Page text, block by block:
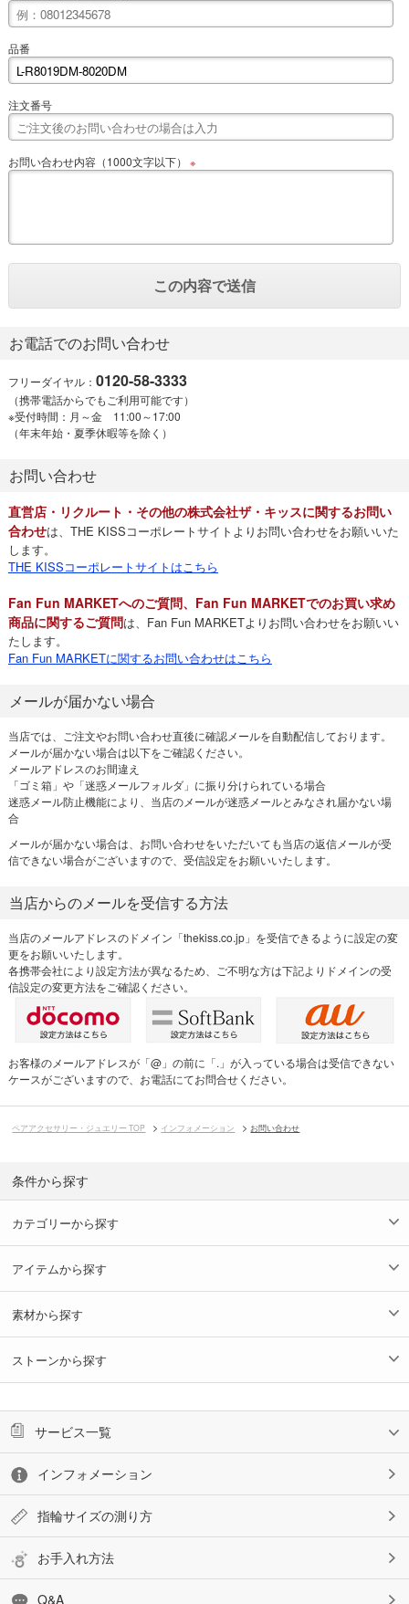
品番
注文番号
お問い合わせ内容（1000文字以下） ※
お電話でのお問い合わせ
フリーダイヤル： 0120-58-3333
（携帯電話からでもご利用可能です）
※受付時間：月～金 11:00～17:00
（年末年始・夏季休暇等を除く）
お問い合わせ
直営店・リクルート・その他の株式会社ザ・キッスに関するお問い
合わせは、THE KISSコーポレートサイトよりお問い合わせをお願いいた
します。
THE KISSコーポレートサイトはこちら
Fan Fun MARKETへのご質問、Fan Fun MARKETでのお買い求め
商品に関するご質問は、Fan Fun MARKETよりお問い合わせをお願いい
たします。
Fan Fun MARKETに関するお問い合わせはこちら
メールが届かない場合
当店では、ご注文やお問い合わせ直後に確認メールを自動配信しております。
メールが届かない場合は以下をご確認ください。
メールアドレスのお間違え
「ゴミ箱」や「迷惑メールフォルダ」に振り分けられている場合
迷惑メール防止機能により、当店のメールが迷惑メールとみなされ届かない場
合
メールが届かない場合は、お問い合わせをいただいても当店の返信メールが受
信できない場合がございますので、受信設定をお願いいたします。
当店からのメールを受信する方法
当店のメールアドレスのドメイン「thekiss.co.jp」を受信できるように設定の変
更をお願いいたします。
各携帯会社により設定方法が異なるため、ご不明な方は下記よりドメインの受
信設定の変更方法をご確認ください。
お客様のメールアドレスが「@」の前に「.」が入っている場合は受信できない
ケースがございますので、お電話にてお問合せください。
ペアアクセサリー・ジュエリー TOP インフォメーション お問い合わせ
条件から探す
カテゴリーから探す
アイテムから探す
素材から探す
ストーンから探す
サービス一覧
インフォメーション
指輪サイズの測り方
お手入れ方法
Q&A